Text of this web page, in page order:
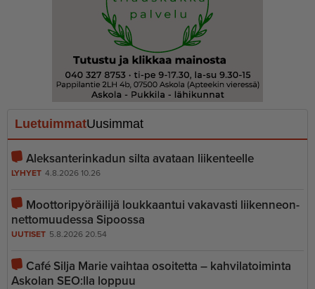
LuetuimmatUusimmat
Aleksanterinkadun silta avataan liikenteelle
LYHYET 4.8.2026 10.26
Moottoripyöräilijä loukkaantui vakavasti liiken­ne­on­
net­to­muudessa Sipoossa
UUTISET 5.8.2026 20.54
Café Silja Marie vaihtaa osoitetta – kahvilatoiminta
Askolan SEO:lla loppuu